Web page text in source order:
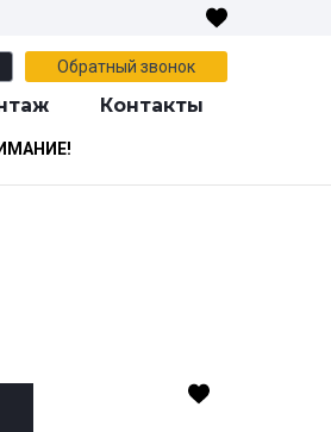
Обратный звонок
Контакты